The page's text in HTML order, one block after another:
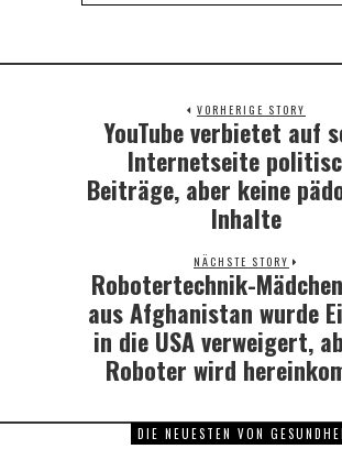
VORHERIGE STORY
Previous
YouTube verbietet auf
Internetseite
Beiträge, aber keine
Inhalte
NÄCHSTE STORY
Next
Robotertechnik-
aus Afghanistan wurde
in die USA verweigert,
Roboter wird
DIE NEUESTEN VON